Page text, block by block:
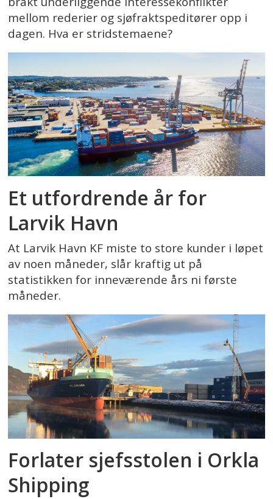
mellom rederier og sjøfraktspeditører opp i
dagen. Hva er stridstemaene?
Et utfordrende år for
Larvik Havn
At Larvik Havn KF miste to store kunder i løpet
av noen måneder, slår kraftig ut på
statistikken for inneværende års ni første
måneder.
Forlater sjefsstolen i Orkla
Shipping